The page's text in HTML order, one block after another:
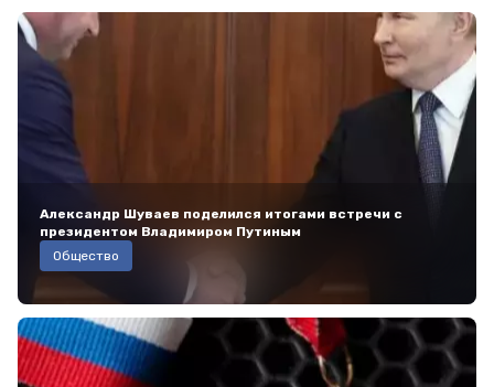
Александр Шуваев поделился итогами встречи с
президентом Владимиром Путиным
Общество